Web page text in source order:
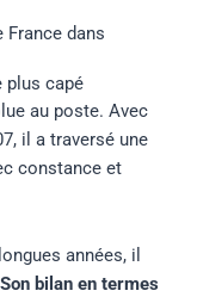
France dans
plus capé
au poste. Avec
il a traversé une
constance et
années, il
Son bilan en termes